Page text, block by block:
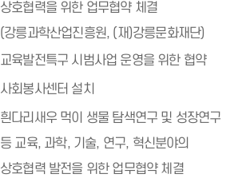
상호협력을 위한 업무협약 체결
(강릉과학산업진흥원, (재)강릉문화재단)
교육발전특구 시범사업 운영을 위한 협약
사회봉사센터 설치
흰다리새우 먹이 생물 탐색연구 및 성장연구
등 교육, 과학, 기술, 연구, 혁신분야의
상호협력 발전을 위한 업무협약 체결